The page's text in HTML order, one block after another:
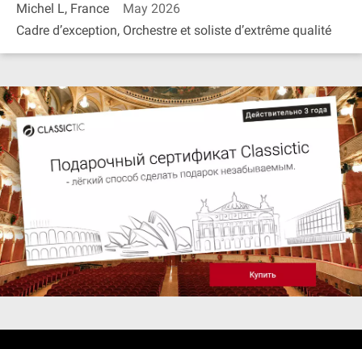
Michel L, France
May 2026
Cadre d’exception, Orchestre et soliste d’extrême qualité